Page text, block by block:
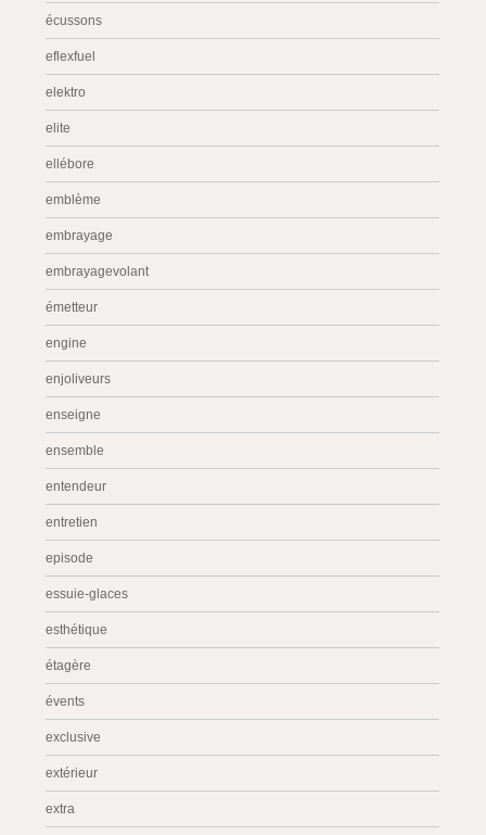
écussons
eflexfuel
elektro
elite
ellébore
emblème
embrayage
embrayagevolant
émetteur
engine
enjoliveurs
enseigne
ensemble
entendeur
entretien
episode
essuie-glaces
esthétique
étagère
évents
exclusive
extérieur
extra